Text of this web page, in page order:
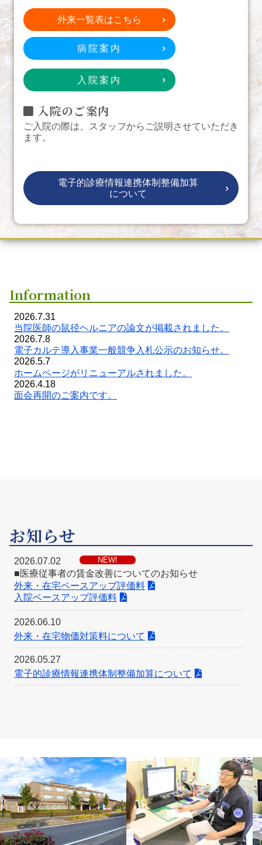
外来一覧表はこちら
病院案内
入院案内
入院のご案内
ご入院の際は、スタッフからご説明させていただき
ます。
電子的診療情報連携体制整備加算
について
Information
2026.7.31
当院医師の鼠径ヘルニアの論文が掲載されました 。
2026.7.8
電子カルテ導入事業一般競争入札公示のお知らせ。
2026.5.7
ホームページがリニューアルされました。
2026.4.18
面会再開のご案内です。
お知らせ
2026.07.02 NEW!
■医療従事者の賃金改善についてのお知らせ
外来・在宅ベースアップ評価料
入院ベースアップ評価料
2026.06.10
外来・在宅物価対策料について
2026.05.27
電子的診療情報連携体制整備加算について